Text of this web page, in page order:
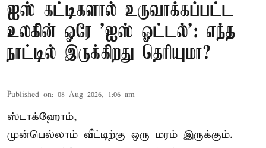
ஐஸ் கட்டிகளால் உருவாக்கப்பட்ட
உலகின் ஒரே 'ஐஸ் ஓட்டல்': எந்த
நாட்டில் இருக்கிறது தெரியுமா?
Published on: 08 Aug 2026, 1:06 am
ஸ்டாக்ஹோம்,
முன்பெல்லாம் வீட்டிற்கு ஒரு மரம் இருக்கும்.